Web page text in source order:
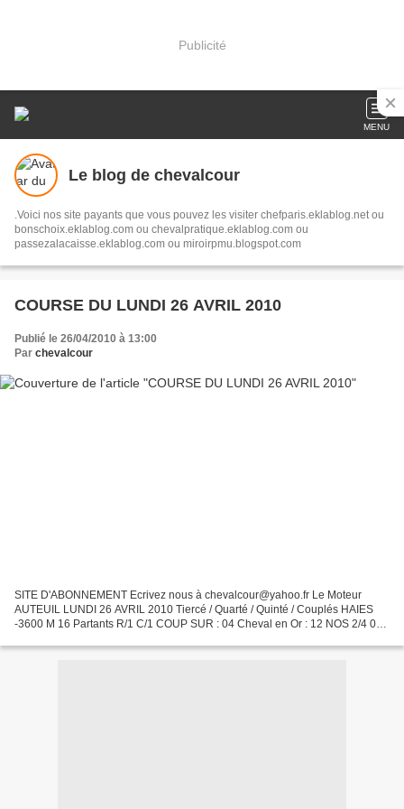
Publicité
MENU
Le blog de chevalcour
.Voici nos site payants que vous pouvez les visiter chefparis.eklablog.net ou
bonschoix.eklablog.com ou chevalpratique.eklablog.com ou
passezalacaisse.eklablog.com ou miroirpmu.blogspot.com
COURSE DU LUNDI 26 AVRIL 2010
Publié le 26/04/2010 à 13:00
Par chevalcour
SITE D'ABONNEMENT Ecrivez nous à chevalcour@yahoo.fr Le Moteur
AUTEUIL LUNDI 26 AVRIL 2010 Tiercé / Quarté / Quinté / Couplés HAIES
-3600 M 16 Partants R/1 C/1 COUP SUR : 04 Cheval en Or : 12 NOS 2/4 04-